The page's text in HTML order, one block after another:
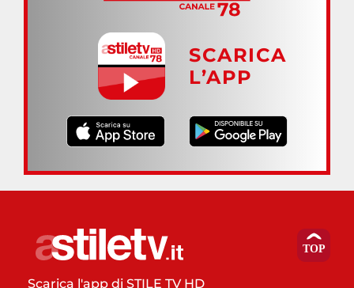
SCARICA
L’APP
Scarica l'app di STILE TV HD